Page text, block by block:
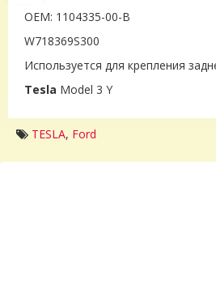
OEM: 1104335-00-B
W718369S300
Используется для крепления
Tesla Model 3 Y
TESLA, Ford